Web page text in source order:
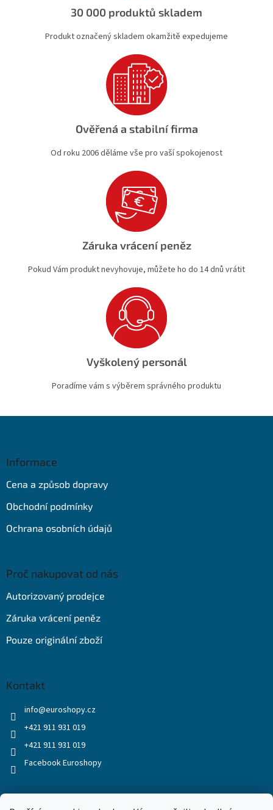
y
ý
i
s
u
30 000 produktů skladem
Produkt označený skladem okamžitě expedujeme
Ověřená a stabilní firma
Od roku 2006 děláme vše pro vaší spokojenost
Záruka vrácení peněz
Pokud Vám produkt nevyhovuje, můžete ho do 14 dnů vrátit
Vyškolený personál
Poradíme vám s výběrem správného produktu
Informace
Cena a způsob dopravy
Obchodní podmínky
Ochrana osobních údajů
Proč nakupovat od nás
Autorizovaný prodejce
Záruka vrácení peněz
Pouze originální zboží
Kontakt
info@euroshopy.cz
+421 911 931 019
+421 911 931 019
Facebook Euroshopy